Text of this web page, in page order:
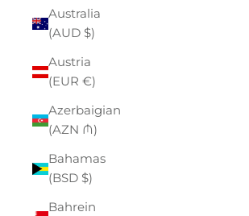
Australia
(AUD $)
Austria
(EUR €)
Azerbaigian
(AZN ₼)
Bahamas
(BSD $)
Bahrein